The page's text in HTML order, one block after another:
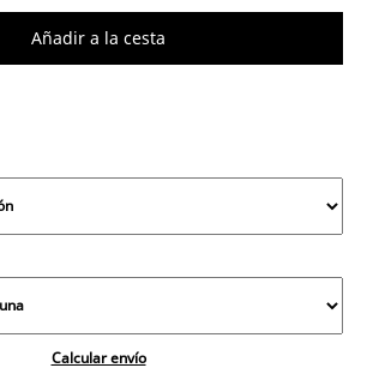
Calcular envío